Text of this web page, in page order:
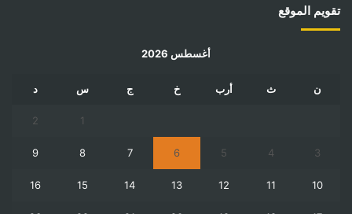
تقويم الموقع
أغسطس 2026
ن ث أرب خ ج س د
1
2
3
4
5
6
7
8
9
10
11
12
13
14
15
16